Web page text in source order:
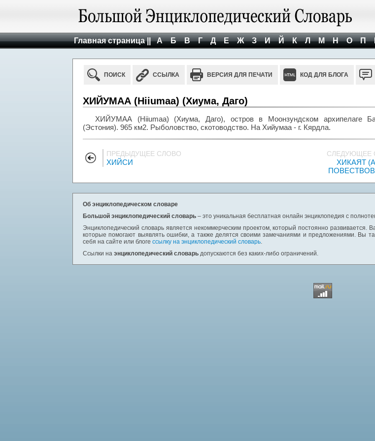
Главная страница || А Б В Г Д Е Ж З И Й К Л М Н О П
ПОИСК ССЫЛКА ВЕРСИЯ ДЛЯ ПЕЧАТИ КОД ДЛЯ БЛОГА
ХИЙУМАА (Hiiumaa) (Хиума, Даго)
ХИЙУМАА (Hiiumaa) (Хиума, Даго), остров в Моонзундском архипелаге
(Эстония). 965 км2. Рыболовство, скотоводство. На Хийумаа - г. Кярдла.
ПРЕДЫДУЩЕЕ СЛОВО
ХИЙСИ
СЛЕДУЮЩЕЕ
ХИКАЯТ
Об энциклопедическом словаре
Большой энциклопедический словарь – это уникальная бесплатная онлайн энциклопедия с
Энциклопедический словарь является некоммерческим проектом, который постоянно
которые помогают выявлять ошибки, а также делятся своими замечаниями и предложениями. Вы
себя на сайте или блоге ссылку на энциклопедический словарь.
Ссылки на энциклопедический словарь допускаются без каких-либо ограничений.